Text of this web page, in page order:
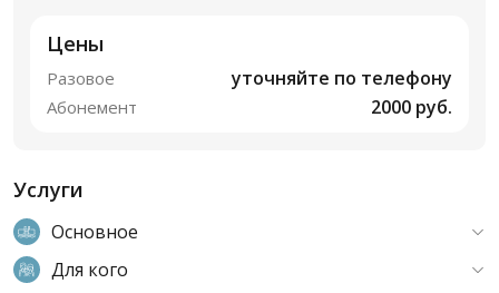
Цены
Разовое уточняйте по телефону
Абонемент 2000 руб.
Услуги
Основное
Для кого